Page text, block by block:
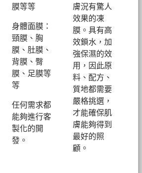
膜等等
身體面膜：
頸膜、胸
膜、肚膜、
背膜、臀
膜、足膜等
等
任何需求都
能夠進行客
製化的開
發。
膚況有驚人
效果的凍
膜。具有高
效鎖水，加
強保濕的效
用，因此原
料、配方、
質地都需要
嚴格挑選，
才能確保肌
膚能夠得到
最好的照
顧。